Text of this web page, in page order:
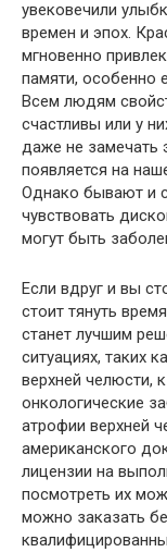
увековечили
времен и эпох.
мгновенно
памяти, особенно
Всем людям
счастливы или у
даже не замечать
появляется на
Однако бывают и
чувствовать
могут быть
Если вдруг и вы
стоит тянуть
станет лучшим
ситуациях, таких
верхней челюсти,
онкологические
атрофии верхней
американского
лицензии на
посмотреть их
можно заказать